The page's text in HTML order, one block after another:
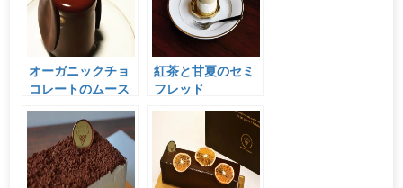
オーガニックチョ
コレートのムース
紅茶と甘夏のセミ
フレッド